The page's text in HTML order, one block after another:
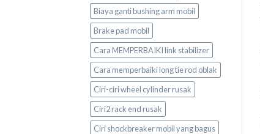
Biaya ganti bushing arm mobil
Brake pad mobil
Cara MEMPERBAIKI link stabilizer
Cara memperbaiki long tie rod oblak
Ciri-ciri wheel cylinder rusak
Ciri2 rack end rusak
Ciri shockbreaker mobil yang bagus